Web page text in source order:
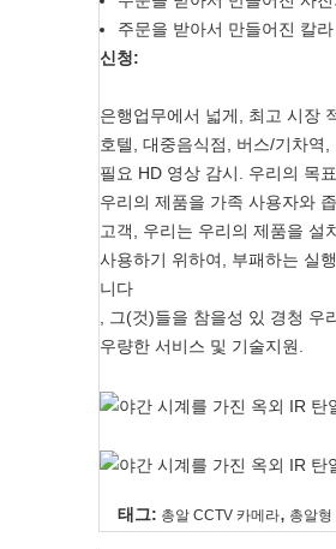
주문을 받아서 만들어진 칼
신청:
은행업무에서 넓게, 최고 시장
호텔, 대중음식점, 버스/기차
필요 HD 영상 감시. 우리의 목
우리의 제품을 가족 사용자와
고객, 우리는 우리의 제품을 설
사용하기 위하여, 부패하는 실
니다
, 그(것)들을 참을성 있 경청 우
우량한 서비스 및 기술지원.
태그: 총알 CCTV 카메라, 총알